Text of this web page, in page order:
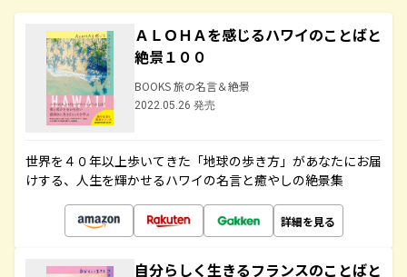
ＡＬＯＨＡを感じるハワイのことばと
絶景１００
BOOKS 旅の名言＆絶景
2022.05.26 発売
世界を４０年以上歩いてきた「地球の歩き方」があなたにお届
けする、人生を輝かせるハワイの名言と癒やしの絶景集
詳細を見る
自分らしく生きるフランスのことばと